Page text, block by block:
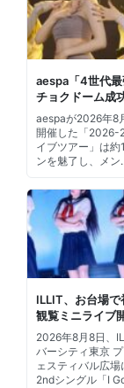
aespa「4世代最
チョクドーム成
aespaが2026年8
開催した「2026-
イブツアー」は約
ンを魅了し、メ
ILLIT、お台場で
観覧ミニライブ
2026年8月8日、
バーシティ東京
ェスティバル広
2ndシングル「I